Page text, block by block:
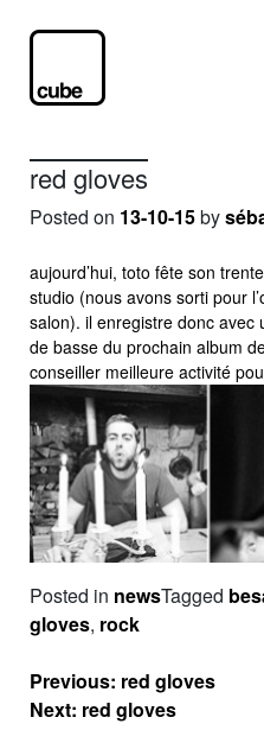
red gloves
Posted on 13-10-15by
aujourd’hui, toto fête son
studio (nous avons sorti pour
salon). il enregistre donc avec
de basse du prochain album
conseiller meilleure activité
Posted in newsTagged
gloves, rock
Navigation
de
l’article
Previous: red gloves
Next: red gloves